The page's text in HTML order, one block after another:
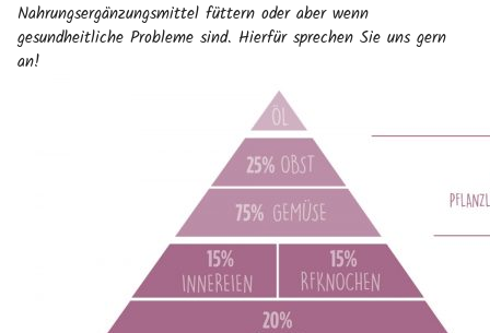
Nahrungsergänzungsmittel füttern oder aber wenn
gesundheitliche Probleme sind. Hierfür sprechen Sie uns gern
an!